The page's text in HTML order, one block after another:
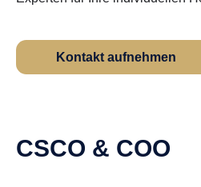
Kontakt aufnehmen
CSCO & COO